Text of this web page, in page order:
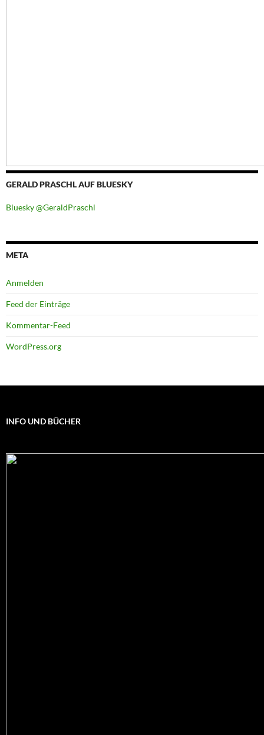
GERALD PRASCHL AUF BLUESKY
Bluesky @GeraldPraschl
META
Anmelden
Feed der Einträge
Kommentar-Feed
WordPress.org
INFO UND BÜCHER